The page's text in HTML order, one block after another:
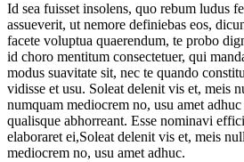
Id sea fuisset insolens, quo rebum ludus
assueverit, ut nemore definiebas eos,
facete voluptua quaerendum, te probo
id choro mentitum consectetuer, qui
modus suavitate sit, nec te quando
vidisse et usu. Soleat delenit vis et, meis
numquam mediocrem no, usu amet
qualisque abhorreant. Esse nominavi
elaboraret ei,Soleat delenit vis et, meis
mediocrem no, usu amet adhuc.